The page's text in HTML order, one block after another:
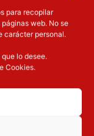
para recopilar
web. No se
carácter personal.
lo desee.
Cookies.QUE TE
El precio original era: 29.90€.
El precio actual es: 22.42€.